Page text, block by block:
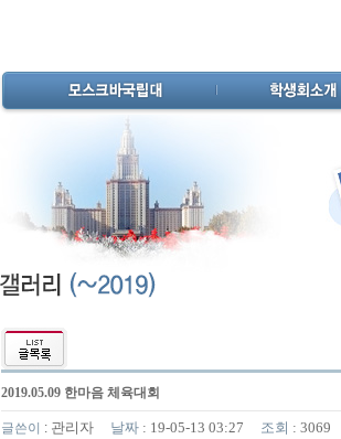
2019.05.09 한마음 체육대회
글쓴이 : 관리자 날짜 : 19-05-13 03:27 조회 : 3069